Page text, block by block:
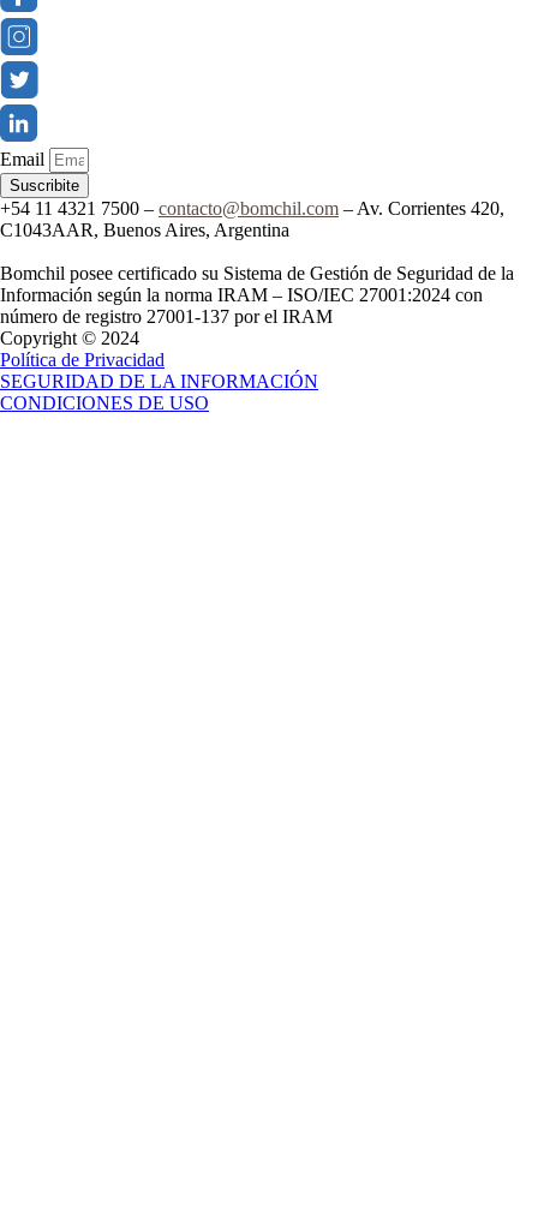
Email
Suscribite
+54 11 4321 7500 – contacto@bomchil.com – Av. Corrientes 420,
C1043AAR, Buenos Aires, Argentina
Bomchil posee certificado su Sistema de Gestión de Seguridad de la
Información según la norma IRAM – ISO/IEC 27001:2024 con
número de registro 27001-137 por el IRAM
Copyright © 2024
Política de Privacidad
SEGURIDAD DE LA INFORMACIÓN
CONDICIONES DE USO